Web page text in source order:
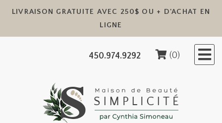
LIVRAISON GRATUITE AVEC 250$ OU + D'ACHAT EN
LIGNE
450.974.9292 (0)